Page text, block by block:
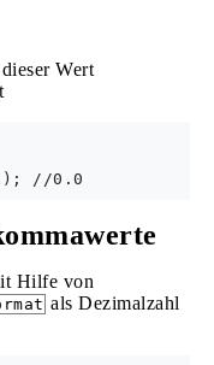
Wert
Hilfe von
als Dezimalzahl